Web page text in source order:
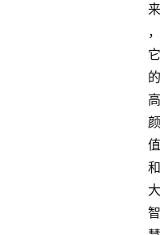
来
，
它
的
高
颜
值
和
大
智